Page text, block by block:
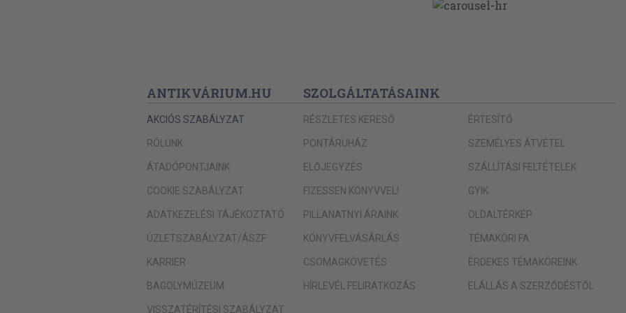
ANTIKVÁRIUM.HU
AKCIÓS SZABÁLYZAT
RÓLUNK
ÁTADÓPONTJAINK
COOKIE SZABÁLYZAT
ADATKEZELÉSI TÁJÉKOZTATÓ
ÜZLETSZABÁLYZAT/ÁSZF
KARRIER
BAGOLYMÚZEUM
VISSZATÉRÍTÉSI SZABÁLYZAT
SZOLGÁLTATÁSAINK
RÉSZLETES KERESŐ
PONTÁRUHÁZ
ELŐJEGYZÉS
FIZESSEN KÖNYVVEL!
PILLANATNYI ÁRAINK
KÖNYVFELVÁSÁRLÁS
CSOMAGKÖVETÉS
HÍRLEVÉL FELIRATKOZÁS
ÉRTESÍTŐ
SZEMÉLYES ÁTVÉTEL
SZÁLLÍTÁSI FELTÉTELEK
GYIK
OLDALTÉRKÉP
TÉMAKÖRI FA
ÉRDEKES TÉMAKÖREINK
ELÁLLÁS A SZERZŐDÉSTŐL